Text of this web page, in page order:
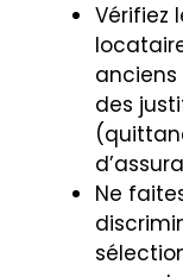
Vérifiez
des
Ne